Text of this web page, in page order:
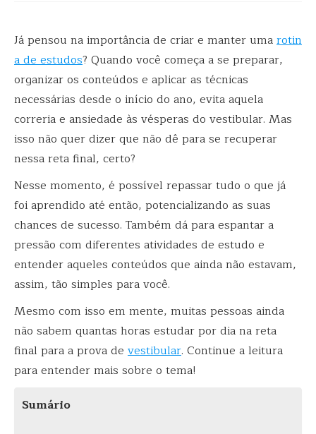
Já pensou na importância de criar e manter umarotin
a de estudos? Quando você começa a se preparar,
organizar os conteúdos e aplicar as técnicas
necessárias desde o início do ano, evita aquela
correria e ansiedade às vésperas do vestibular. Mas
isso não quer dizer que não dê para se recuperar
nessa reta final, certo?
Nesse momento, é possível repassar tudo o que já
foi aprendido até então, potencializando as suas
chances de sucesso. Também dá para espantar a
pressão com diferentes atividades de estudo e
entender aqueles conteúdos que ainda não estavam,
assim, tão simples para você.
Mesmo com isso em mente, muitas pessoas ainda
não sabem quantas horas estudar por dia na reta
final para a prova de vestibular. Continue a leitura
para entender mais sobre o tema!
Sumário